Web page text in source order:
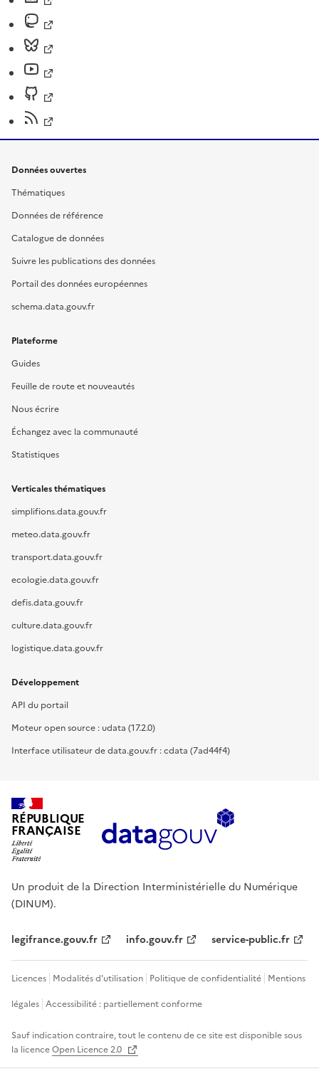
Données ouvertes
Thématiques
Données de référence
Catalogue de données
Suivre les publications des données
Portail des données européennes
schema.data.gouv.fr
Plateforme
Guides
Feuille de route et nouveautés
Nous écrire
Échangez avec la communauté
Statistiques
Verticales thématiques
simplifions.data.gouv.fr
meteo.data.gouv.fr
transport.data.gouv.fr
ecologie.data.gouv.fr
defis.data.gouv.fr
culture.data.gouv.fr
logistique.data.gouv.fr
Développement
API du portail
Moteur open source : udata (17.2.0)
Interface utilisateur de data.gouv.fr : cdata (7ad44f4)
RÉPUBLIQUE
FRANÇAISE
Un produit de la Direction Interministérielle du Numérique
(DINUM).
legifrance.gouv.fr info.gouv.fr service-public.fr
Licences Modalités d'utilisation Politique de confidentialité Mentions
légales Accessibilité : partiellement conforme
Sauf indication contraire, tout le contenu de ce site est disponible sous
la licenceOpen Licence 2.0